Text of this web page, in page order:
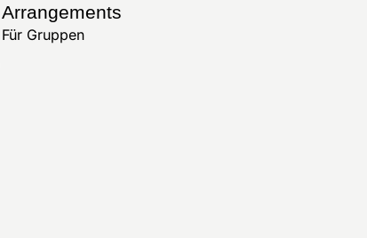
Arrangements
Für Gruppen